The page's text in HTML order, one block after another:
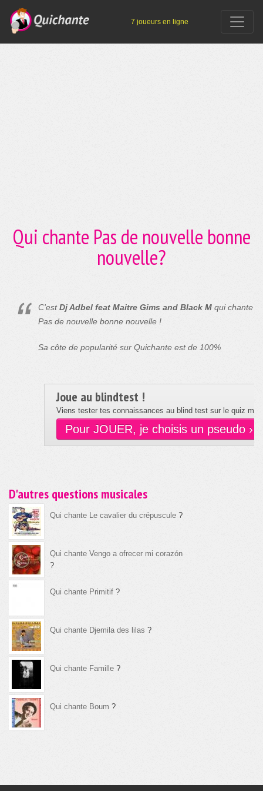
7 joueurs en ligne
Qui chante Pas de nouvelle bonne
nouvelle?
C'estDj Adbel feat Maitre Gims and Black M qui chante
Pas de nouvelle bonne nouvelle !
Sa côte de popularité sur Quichante est de 100%
Joue au blindtest !
Viens tester tes connaissances au blind test sur le quiz
Pour JOUER, je choisis un pseudo ›
D'autres questions musicales
Qui chante Le cavalier du crépuscule ?
Qui chante Vengo a ofrecer mi corazón
?
Qui chante Primitif ?
Qui chante Djemila des lilas ?
Qui chante Famille ?
Qui chante Boum ?